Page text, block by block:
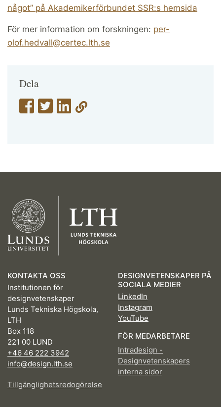
något” på Akademikerförbundet SSR:s hemsida
För mer information om forskningen: per-
olof.hedvall@certec.lth.se
Dela
KONTAKTA OSS
Institutionen för
designvetenskaper
Lunds Tekniska Högskola,
LTH
Box 118
221 00 LUND
+46 46 222 3942
info@design.lth.se
Tillgänglighetsredogörelse
DESIGNVETENSKAPER PÅ
SOCIALA MEDIER
LinkedIn
Instagram
YouTube
FÖR MEDARBETARE
Intradesign -
Designvetenskapers
interna sidor